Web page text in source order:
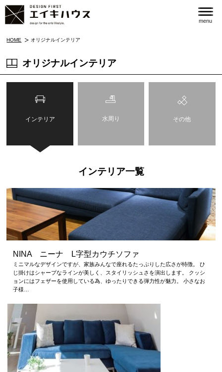
menu
HOME オリジナルインテリア
オリジナルインテリア
インテリア 水周り その他
インテリア一覧
NINA ニーナ L字型カウチソファ
ミニマルなデザインですが、家族みんなで座れるたっぷりした広さが特徴。 ひ
じ掛けはシャープなラインが美しく、スタイリッシュさを演出します。 クッシ
ョンにはフェザーを使用している為、ゆったりできる弾力性が魅力。 小さなお
子様…